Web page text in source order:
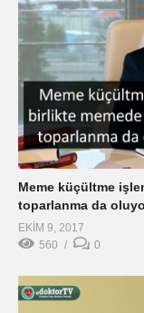
Meme küçültme
toparlanma da
EKIM 9, 2017
560
0